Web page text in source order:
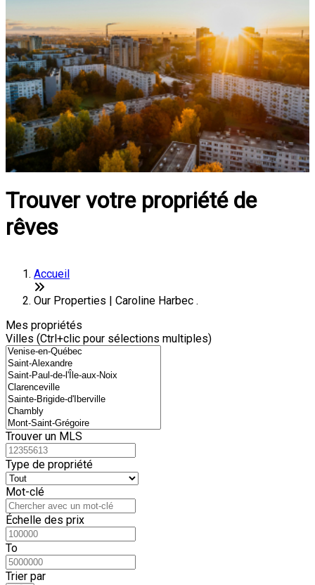
Trouver votre propriété de
rêves
Accueil
Our Properties | Caroline Harbec .
Mes propriétés
Villes (Ctrl+clic pour sélections multiples)
Trouver un MLS
Type de propriété
Mot-clé
Échelle des prix
To
Trier par